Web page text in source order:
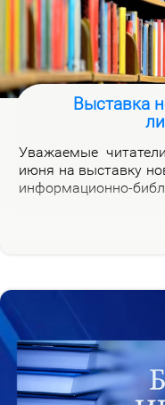
Выставка
Ува­жа­е­мые
июня на вы­став­ку
ин­фор­ма­ци­он­но-